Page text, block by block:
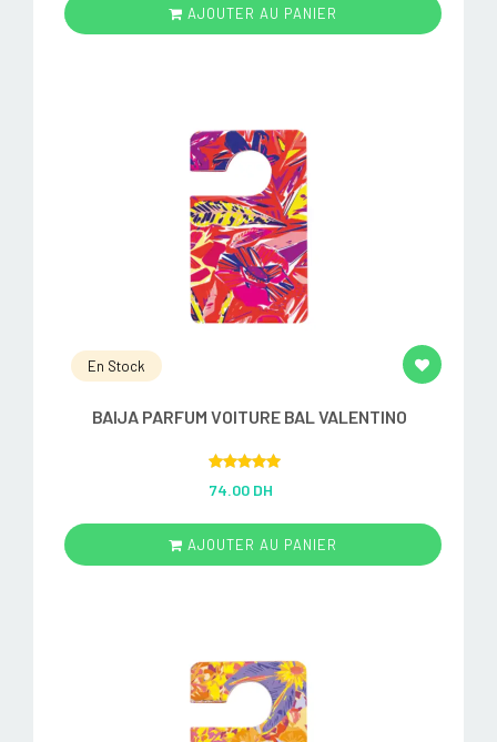
AJOUTER AU PANIER
En Stock
BAIJA PARFUM VOITURE BAL VALENTINO
out of 5
74.00 DH
AJOUTER AU PANIER